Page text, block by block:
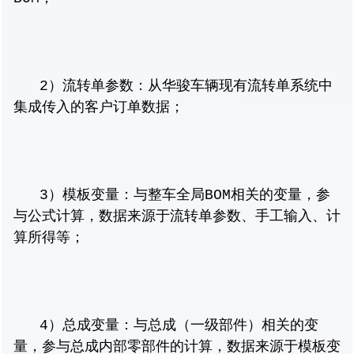
2）流转单参数：从华骏车辆现有流转单系统中
集成传入的客户订单数据；
3）模板变量：与整车全局BOM相关的变量，参
与公式计算，数据来源于流转单参数、手工输入、计
算所得等；
4）总成变量：与总成（一级部件）相关的变
量，参与总成内部零部件的计算，数据来源于模板变